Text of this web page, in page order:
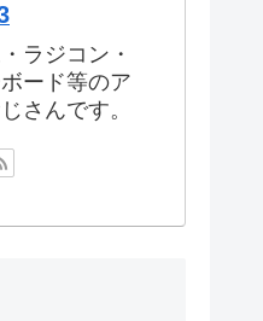
ラジコン・
ード等のア
さんです。